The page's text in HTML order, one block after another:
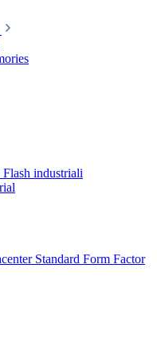
industriali
Standard Form Factor